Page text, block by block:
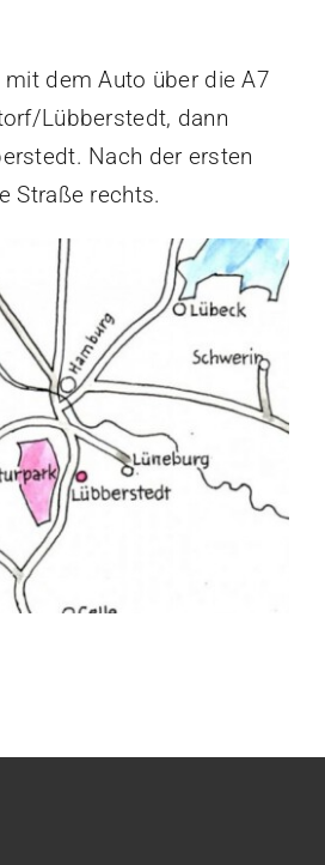
mit dem Auto über die A7
Lübberstedt, dann
Nach der ersten
Straße rechts.